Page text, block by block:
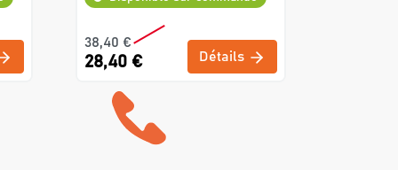
38,40 €
28,40 € Détails